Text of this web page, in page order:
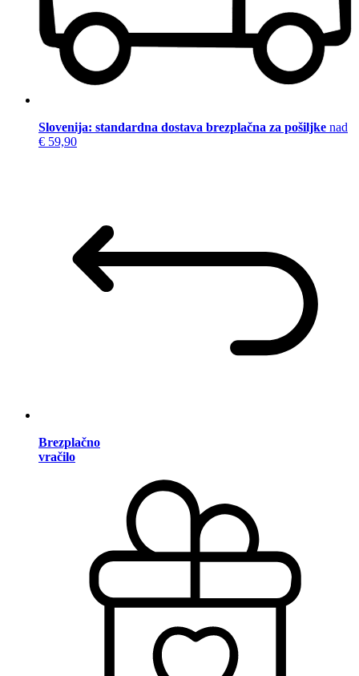
Slovenija: standardna dostava brezplačna za pošiljke nad
€ 59,90
Brezplačno
vračilo